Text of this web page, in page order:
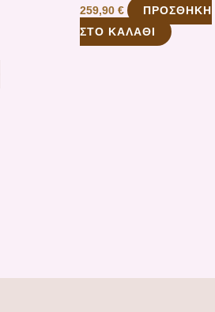
259,90 €
ΠΡΟΣΘΉΚΗ
ΣΤΟ ΚΑΛΆΘΙ